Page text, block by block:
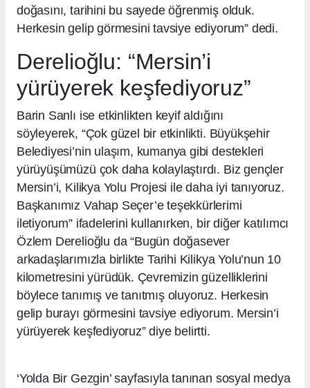
doğasını, tarihini bu sayede öğrenmiş olduk.
Herkesin gelip görmesini tavsiye ediyorum” dedi.
Derelioğlu: “Mersin’i
yürüyerek keşfediyoruz”
Barin Sanlı ise etkinlikten keyif aldığını
söyleyerek, “Çok güzel bir etkinlikti. Büyükşehir
Belediyesi’nin ulaşım, kumanya gibi destekleri
yürüyüşümüzü çok daha kolaylaştırdı. Biz gençler
Mersin’i, Kilikya Yolu Projesi ile daha iyi tanıyoruz.
Başkanımız Vahap Seçer’e teşekkürlerimi
iletiyorum” ifadelerini kullanırken, bir diğer katılımcı
Özlem Derelioğlu da “Bugün doğasever
arkadaşlarımızla birlikte Tarihi Kilikya Yolu’nun 10
kilometresini yürüdük. Çevremizin güzelliklerini
böylece tanımış ve tanıtmış oluyoruz. Herkesin
gelip burayı görmesini tavsiye ediyorum. Mersin’i
yürüyerek keşfediyoruz” diye belirtti.
‘Yolda Bir Gezgin’ sayfasıyla tanınan sosyal medya